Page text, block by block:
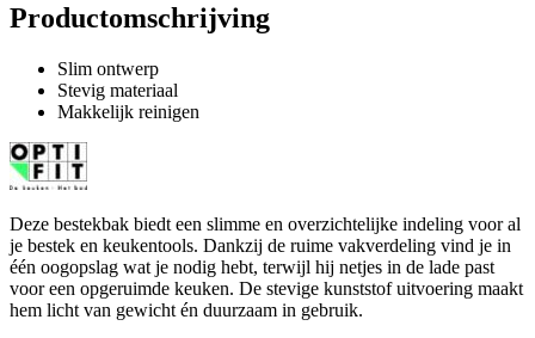
Productomschrijving
Slim ontwerp
Stevig materiaal
Makkelijk reinigen
Deze bestekbak biedt een slimme en overzichtelijke indeling voor al
je bestek en keukentools. Dankzij de ruime vakverdeling vind je in
één oogopslag wat je nodig hebt, terwijl hij netjes in de lade past
voor een opgeruimde keuken. De stevige kunststof uitvoering maakt
hem licht van gewicht én duurzaam in gebruik.